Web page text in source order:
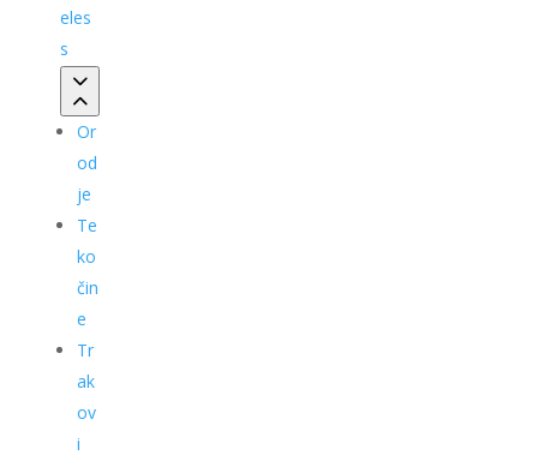
eles
s
Or
od
je
Te
ko
čin
e
Tr
ak
ov
i